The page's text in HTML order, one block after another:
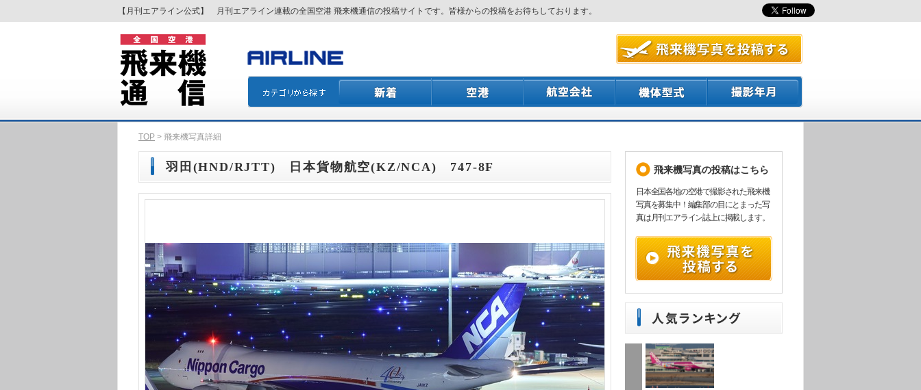
【月刊エアライン公式】 月刊エアライン連載の全国空港 飛来機通信の投稿サイトです。皆様からの投稿をお待ちしております。
TOP > 飛来機写真詳細
羽田(HND/RJTT) 日本貨物航空(KZ/NCA) 747-8F 飛来機写真の投稿はこちら
日本全国各地の空港で撮影された飛来機
写真を募集中！編集部の目にとまった写
真は月刊エアライン誌上に掲載します。